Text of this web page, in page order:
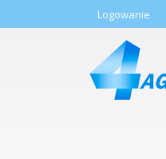
Logowanie